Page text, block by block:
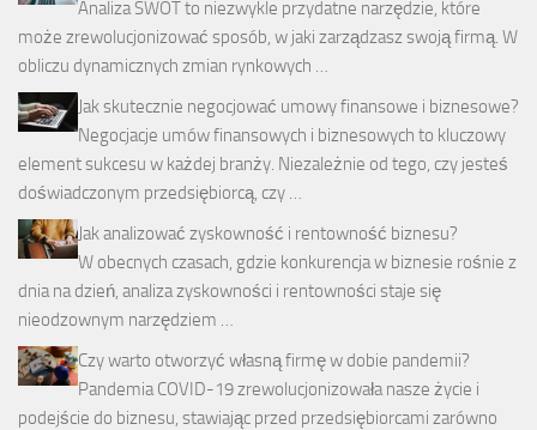
Analiza SWOT to niezwykle przydatne narzędzie, które
może zrewolucjonizować sposób, w jaki zarządzasz swoją firmą. W
obliczu dynamicznych zmian rynkowych …
Jak skutecznie negocjować umowy finansowe i biznesowe?
Negocjacje umów finansowych i biznesowych to kluczowy
element sukcesu w każdej branży. Niezależnie od tego, czy jesteś
doświadczonym przedsiębiorcą, czy …
Jak analizować zyskowność i rentowność biznesu?
W obecnych czasach, gdzie konkurencja w biznesie rośnie z
dnia na dzień, analiza zyskowności i rentowności staje się
nieodzownym narzędziem …
Czy warto otworzyć własną firmę w dobie pandemii?
Pandemia COVID-19 zrewolucjonizowała nasze życie i
podejście do biznesu, stawiając przed przedsiębiorcami zarówno